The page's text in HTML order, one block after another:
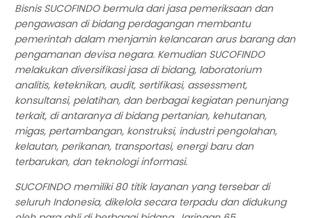
Bisnis SUCOFINDO bermula dari jasa pemeriksaan dan
pengawasan di bidang perdagangan membantu
pemerintah dalam menjamin kelancaran arus barang dan
pengamanan devisa negara. Kemudian SUCOFINDO
melakukan diversifikasi jasa di bidang, laboratorium
analitis, keteknikan, audit, sertifikasi, assessment,
konsultansi, pelatihan, dan berbagai kegiatan penunjang
terkait, di antaranya di bidang pertanian, kehutanan,
migas, pertambangan, konstruksi, industri pengolahan,
kelautan, perikanan, transportasi, energi baru dan
terbarukan, dan teknologi informasi.
SUCOFINDO memiliki 80 titik layanan yang tersebar di
seluruh Indonesia, dikelola secara terpadu dan didukung